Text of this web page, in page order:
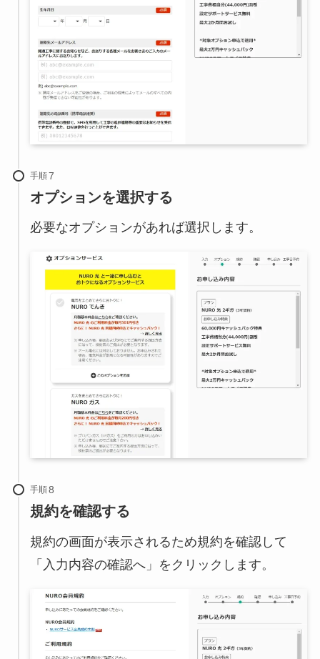
手順
オプションを選択する
必要なオプションがあれば選択します。
手順
規約を確認する
規約の画面が表示されるため規約を確認して
「入力内容の確認へ」をクリックします。